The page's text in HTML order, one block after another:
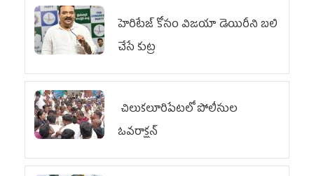
హెరిటేజ్ కోసం విజయా డెయిరీని బలి
చేసే కుట్ర‌
చిలుక‌లూరిపేట‌లో పోలీసుల
ఓవ‌రాక్ష‌న్‌